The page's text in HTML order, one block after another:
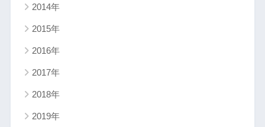
2014年
2015年
2016年
2017年
2018年
2019年